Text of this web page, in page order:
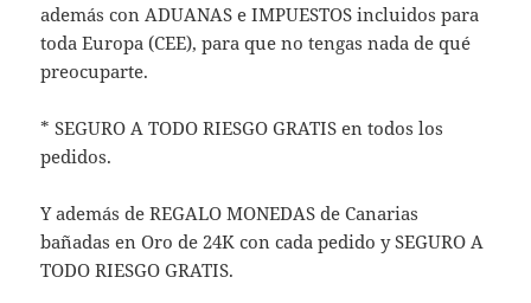
además con ADUANAS e IMPUESTOS incluidos para
toda Europa (CEE), para que no tengas nada de qué
preocuparte.
* SEGURO A TODO RIESGO GRATIS en todos los
pedidos.
Y además de REGALO MONEDAS de Canarias
bañadas en Oro de 24K con cada pedido y SEGURO A
TODO RIESGO GRATIS.